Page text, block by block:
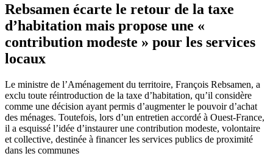
Rebsamen écarte le retour de la taxe
d’habitation mais propose une «
contribution modeste » pour les services
locaux
Le ministre de l’Aménagement du territoire, François Rebsamen, a
exclu toute réintroduction de la taxe d’habitation, qu’il considère
comme une décision ayant permis d’augmenter le pouvoir d’achat
des ménages. Toutefois, lors d’un entretien accordé à Ouest‑France,
il a esquissé l’idée d’instaurer une contribution modeste, volontaire
et collective, destinée à financer les services publics de proximité
dans les communes